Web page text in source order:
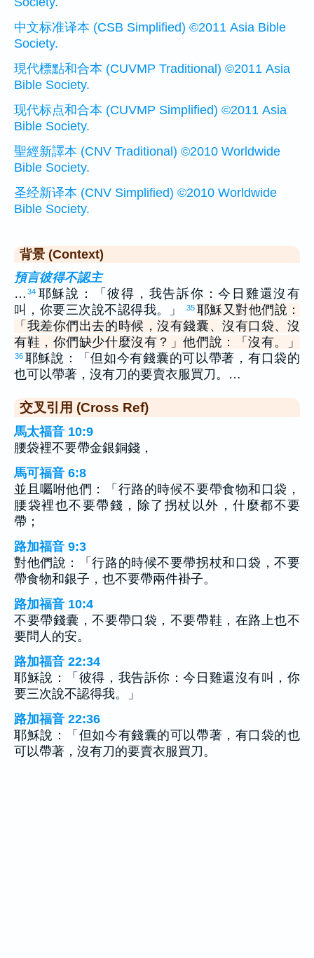
中文标准译本 (CSB Simplified) ©2011 Asia Bible
Society.
現代標點和合本 (CUVMP Traditional) ©2011 Asia
Bible Society.
现代标点和合本 (CUVMP Simplified) ©2011 Asia
Bible Society.
聖經新譯本 (CNV Traditional) ©2010 Worldwide
Bible Society.
圣经新译本 (CNV Simplified) ©2010 Worldwide
Bible Society.
背景 (Context)
預言彼得不認主
… 34 耶穌說：「彼得，我告訴你：今日雞還沒有
叫，你要三次說不認得我。」
35 耶穌又對他們說：
「我差你們出去的時候，沒有錢囊、沒有口袋、沒
有鞋，你們缺少什麼沒有？」他們說：「沒有。」
36 耶穌說：「但如今有錢囊的可以帶著，有口袋的
也可以帶著，沒有刀的要賣衣服買刀。…
交叉引用 (Cross Ref)
馬太福音 10:9
腰袋裡不要帶金銀銅錢，
馬可福音 6:8
並且囑咐他們：「行路的時候不要帶食物和口袋，
腰袋裡也不要帶錢，除了拐杖以外，什麼都不要
帶；
路加福音 9:3
對他們說：「行路的時候不要帶拐杖和口袋，不要
帶食物和銀子，也不要帶兩件褂子。
路加福音 10:4
不要帶錢囊，不要帶口袋，不要帶鞋，在路上也不
要問人的安。
路加福音 22:34
耶穌說：「彼得，我告訴你：今日雞還沒有叫，你
要三次說不認得我。」
路加福音 22:36
耶穌說：「但如今有錢囊的可以帶著，有口袋的也
可以帶著，沒有刀的要賣衣服買刀。